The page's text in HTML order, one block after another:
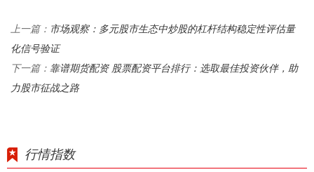
上一篇： 市场观察：多元股市生态中炒股的杠杆结构稳定性评估量
化信号验证
下一篇： 靠谱期货配资 股票配资平台排行：选取最佳投资伙伴，助
力股市征战之路
行情指数